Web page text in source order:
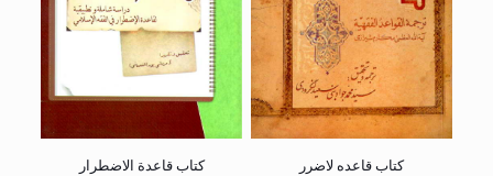
کتاب قاعده لاضرر کتاب قاعدة الاضطرار